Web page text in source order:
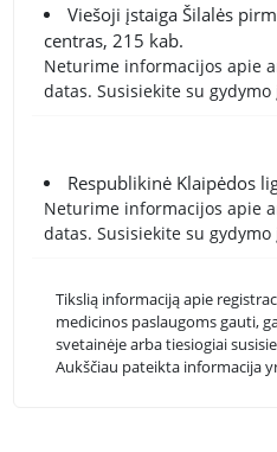
Viešoji įstaiga Šilalės
centras, 215 kab.
Neturime informacijos apie
datas. Susisiekite su gydymo
Respublikinė Klaipėdos
Neturime informacijos apie
datas. Susisiekite su gydymo
Tikslią informaciją apie
medicinos paslaugoms gauti,
svetainėje arba tiesiogiai
Aukščiau pateikta informacija